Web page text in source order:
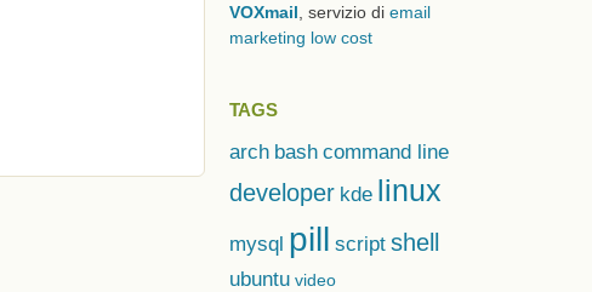
VOXmail , servizio di email
marketing low cost
TAGS
arch bash command line
developer kde linux
mysql pill script shell
ubuntu video